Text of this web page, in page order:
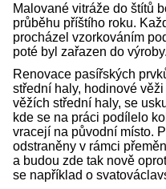
Malované vitráže do štítů
průběhu příštího roku.
procházel vzorkováním
poté byl zařazen do výroby.
Renovace pasířských
střední haly, hodinové
věžích střední haly, se
kde se na práci podílelo
vracejí na původní místo.
odstraněny v rámci
a budou zde tak nově
se například o